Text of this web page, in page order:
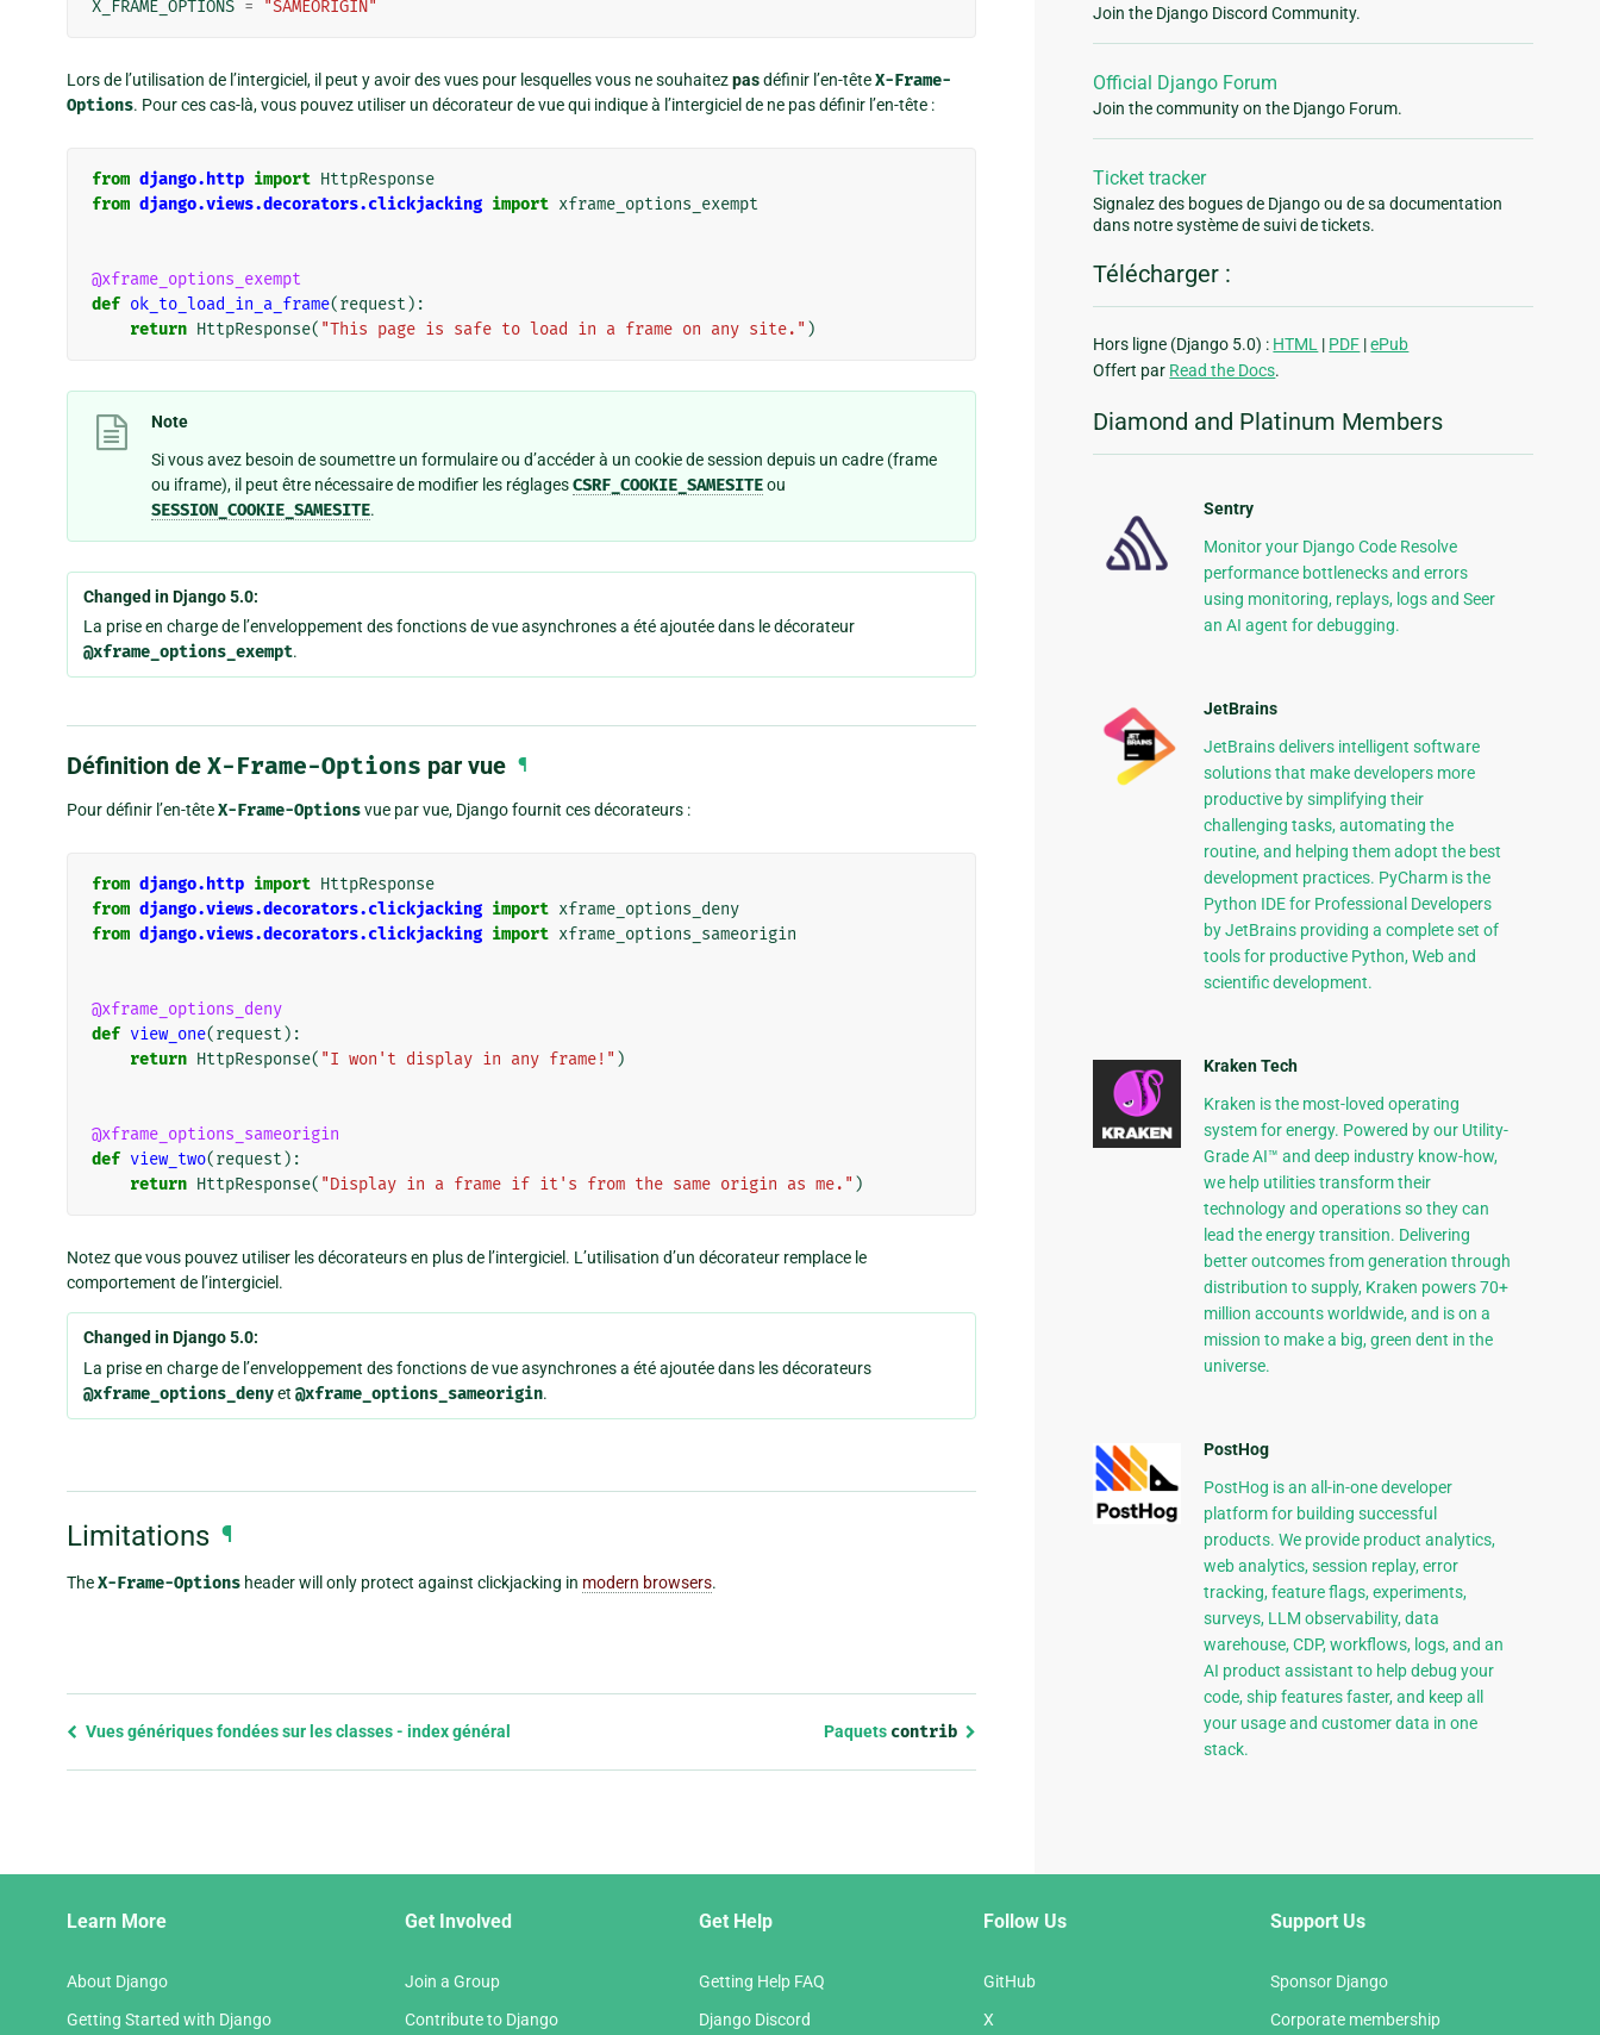
X_FRAME_OPTIONS = "SAMEORIGIN"
Lors de l’utilisation de l’intergiciel, il peut y avoir des vues pour lesquelles vous ne souhaitezpasdéfinir l’en-têteX-Frame-
Options. Pour ces cas-là, vous pouvez utiliser un décorateur de vue qui indique à l’intergiciel de ne pas définir l’en-tête :
from django.http import HttpResponse
from django.views.decorators.clickjacking import xframe_options_exempt
@xframe_options_exempt
def ok_to_load_in_a_frame(request ):
return HttpResponse( "This page is safe to load in a frame on any site." )
Note
Si vous avez besoin de soumettre un formulaire ou d’accéder à un cookie de session depuis un cadre (frame
ou iframe), il peut être nécessaire de modifier les réglagesCSRF_COOKIE_SAMESITEou
SESSION_COOKIE_SAMESITE.
Changed in Django 5.0:
La prise en charge de l’enveloppement des fonctions de vue asynchrones a été ajoutée dans le décorateur
@xframe_options_exempt.
Définition de X-Frame-Options par vue ¶
Pour définir l’en-têteX-Frame-Optionsvue par vue, Django fournit ces décorateurs :
from django.http import HttpResponse
from django.views.decorators.clickjacking import xframe_options_deny
from django.views.decorators.clickjacking import xframe_options_sameorigin
@xframe_options_deny
def view_one(request ):
return HttpResponse( "I won't display in any frame!" )
@xframe_options_sameorigin
def view_two(request ):
return HttpResponse( "Display in a frame if it's from the same origin as me." )
Notez que vous pouvez utiliser les décorateurs en plus de l’intergiciel. L’utilisation d’un décorateur remplace le
comportement de l’intergiciel.
Changed in Django 5.0:
La prise en charge de l’enveloppement des fonctions de vue asynchrones a été ajoutée dans les décorateurs
@xframe_options_denyet @xframe_options_sameorigin.
Limitations ¶
TheX-Frame-Options header will only protect against clickjacking in modern browsers.
Previous
Vues génériques fondées sur les classes - index général Paquets contrib
Join the Django Discord Community.
Official Django Forum
Join the community on the Django Forum.
Ticket tracker
Signalez des bogues de Django ou de sa documentation
dans notre système de suivi de tickets.
Télécharger :
Hors ligne (Django 5.0) : HTML | PDF |ePub
Offert par Read the Docs.
Diamond and Platinum Members
Sentry
Monitor your Django Code Resolve
performance bottlenecks and errors
using monitoring, replays, logs and Seer
an AI agent for debugging.
JetBrains
JetBrains delivers intelligent software
solutions that make developers more
productive by simplifying their
challenging tasks, automating the
routine, and helping them adopt the best
development practices. PyCharm is the
Python IDE for Professional Developers
by JetBrains providing a complete set of
tools for productive Python, Web and
scientific development.
Kraken Tech
Kraken is the most-loved operating
system for energy. Powered by our Utility-
Grade AI™ and deep industry know-how,
we help utilities transform their
technology and operations so they can
lead the energy transition. Delivering
better outcomes from generation through
distribution to supply, Kraken powers 70+
million accounts worldwide, and is on a
mission to make a big, green dent in the
universe.
PostHog
PostHog is an all-in-one developer
platform for building successful
products. We provide product analytics,
web analytics, session replay, error
tracking, feature flags, experiments,
surveys, LLM observability, data
warehouse, CDP, workflows, logs, and an
AI product assistant to help debug your
code, ship features faster, and keep all
your usage and customer data in one
stack.
Learn More
About Django
Getting Started with Django
Get Involved
Join a Group
Contribute to Django
Get Help
Getting Help FAQ
Django Discord
Follow Us
GitHub
X
Support Us
Sponsor Django
Corporate membership